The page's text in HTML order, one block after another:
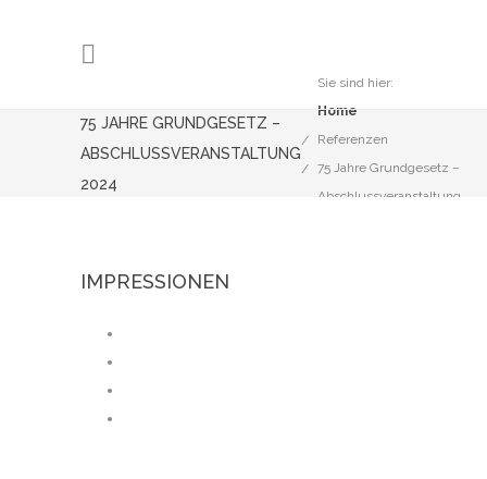
75 JAHRE GRUNDGESETZ –
ABSCHLUSSVERANSTALTUNG
2024
Sie sind hier:
Home
Referenzen
75 Jahre Grundgesetz –
Abschlussveranstaltung
IMPRESSIONEN